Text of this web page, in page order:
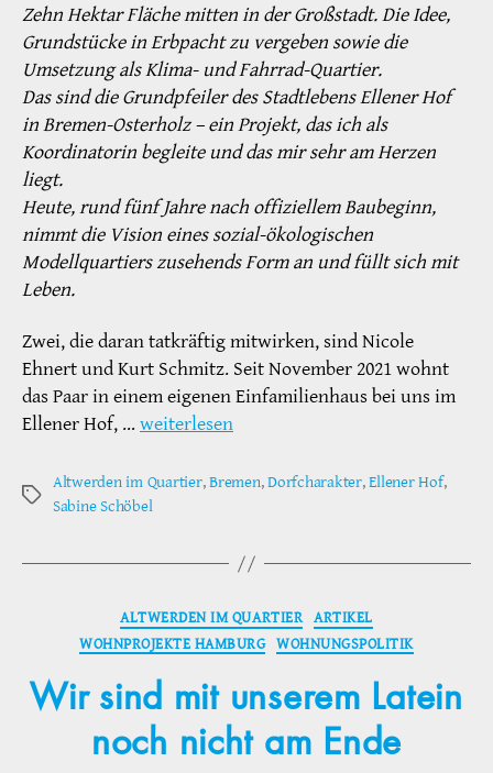
Zehn Hektar Fläche mitten in der Großstadt. Die Idee,
Grundstücke in Erbpacht zu vergeben sowie die
Umsetzung als Klima- und Fahrrad-Quartier.
Das sind die Grundpfeiler des Stadtlebens Ellener Hof
in Bremen-Osterholz – ein Projekt, das ich als
Koordinatorin begleite und das mir sehr am Herzen
liegt.
Heute, rund fünf Jahre nach offiziellem Baubeginn,
nimmt die Vision eines sozial-ökologischen
Modellquartiers zusehends Form an und füllt sich mit
Leben.
Zwei, die daran tatkräftig mitwirken, sind Nicole
Ehnert und Kurt Schmitz. Seit November 2021 wohnt
das Paar in einem eigenen Einfamilienhaus bei uns im
Ellener Hof, … weiterlesen
Schlagwörter
Altwerden im Quartier,Bremen,Dorfcharakter,Ellener Hof,
Sabine Schöbel
Kategorien
ALTWERDEN IM QUARTIER ARTIKEL
WOHNPROJEKTE HAMBURG WOHNUNGSPOLITIK
Wir sind mit unserem Latein
noch nicht am Ende